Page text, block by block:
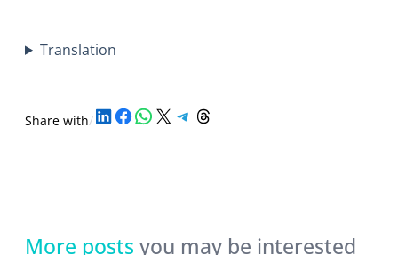
Translation
Share with/Share on LinkedIn Share on Facebook Share on WhatsApp Share on X Share on Telegram Share on Threads
More posts you may be interested